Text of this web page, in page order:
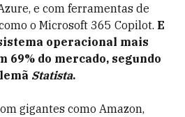
e com ferramentas de
o Microsoft 365 Copilot. E
operacional mais
69% do mercado, segundo
Statista.
gigantes como Amazon,